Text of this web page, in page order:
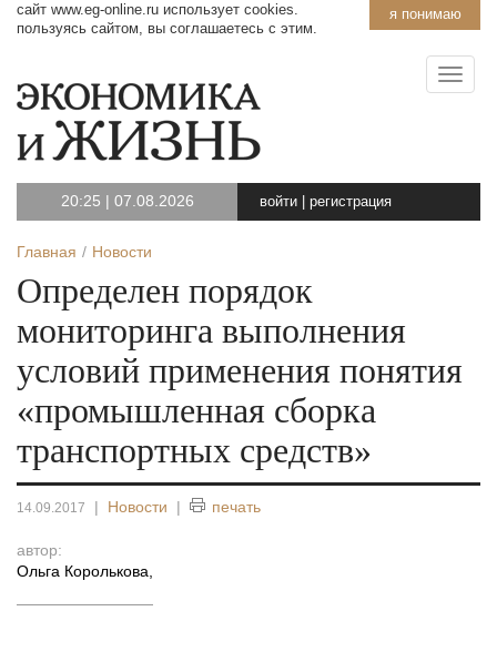
я понимаю
сайт www.eg-online.ru использует cookies.
пользуясь сайтом, вы соглашаетесь с этим.
20:25 | 07.08.2026 войти регистрация
Главная Новости
Определен порядок
мониторинга выполнения
условий применения понятия
«промышленная сборка
транспортных средств»
14.09.2017 | Новости | печать
автор:
Ольга Королькова